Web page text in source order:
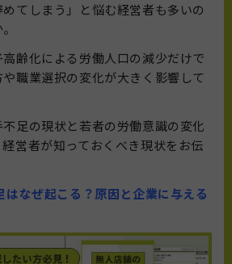
てしまう」と悩む経営者も多いの
齢化による労働人口の減少だけで
職業選択の変化が大きく影響して
足の現状と若者の労働意識の変化
営者が知っておくべき現状をお伝
はなぜ起こる？原因と企業に与える